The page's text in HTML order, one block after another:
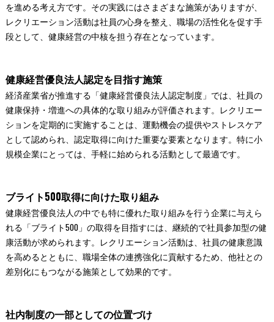
を進める考え方です。その実践にはさまざまな施策がありますが、
レクリエーション活動は社員の心身を整え、職場の活性化を促す手
段として、健康経営の中核を担う存在となっています。
健康経営優良法人認定を目指す施策
経済産業省が推進する「健康経営優良法人認定制度」では、社員の
健康保持・増進への具体的な取り組みが評価されます。レクリエー
ションを定期的に実施することは、運動機会の提供やストレスケア
として認められ、認定取得に向けた重要な要素となります。特に小
規模企業にとっては、手軽に始められる活動として最適です。
ブライト500取得に向けた取り組み
健康経営優良法人の中でも特に優れた取り組みを行う企業に与えら
れる「ブライト500」の取得を目指すには、継続的で社員参加型の健
康活動が求められます。レクリエーション活動は、社員の健康意識
を高めるとともに、職場全体の連携強化に貢献するため、他社との
差別化にもつながる施策として効果的です。
社内制度の一部としての位置づけ